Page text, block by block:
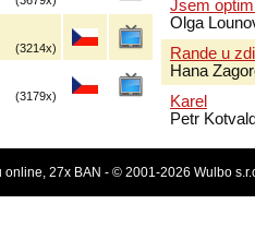
(3214x)
(3179x)
Jsem
Olga
Rande u
Hana
Karel
Petr
online, 27x BAN - © 2001-2026 Wulbo